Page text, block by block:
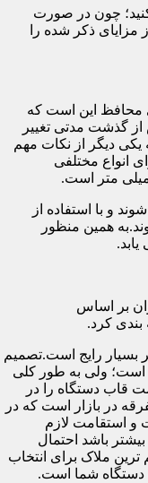
چون در صورت
ذکر شده را
محافظ این است که
گذشت مدتی تغییر
یکی دیگر از نکات مهم
انواع مختلفی
و با استفاده از
همین منظور
بر اساس
کرد.
های 2،2.5 و 3 میلی متر بسیار رایج است.تصمیم
ولی به طور کلی
قاب دستگاه را در
در بازار است که در
و استقامت لازم
باشد احتمال
ملاک برای انتخاب
دستگاه شما است.